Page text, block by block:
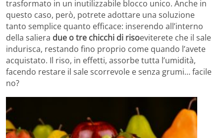
trasformato in un inutilizzabile blocco unico. Anche in
questo caso, però, potrete adottare una soluzione
tanto semplice quanto efficace: inserendo all’interno
della saliera due o tre chicchi di risoeviterete che il sale
indurisca, restando fino proprio come quando l’avete
acquistato. Il riso, in effetti, assorbe tutta l’umidità,
facendo restare il sale scorrevole e senza grumi… facile
no?